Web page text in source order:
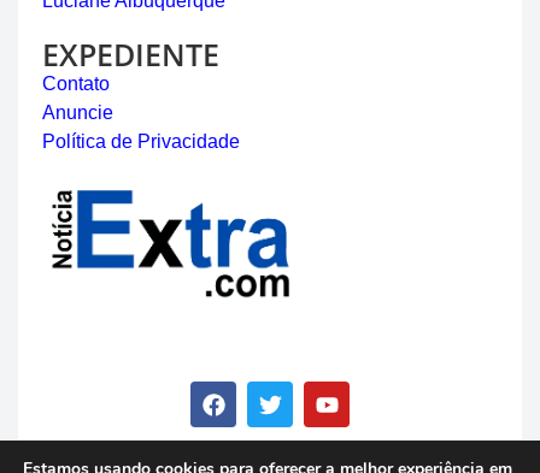
EXPEDIENTE
Contato
Anuncie
Política de Privacidade